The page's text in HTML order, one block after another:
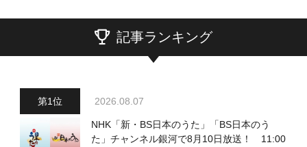
記事ランキング
2026.08.07
NHK「新・BS日本のうた」「BS日本のう
た」チャンネル銀河で8月10日放送！ 11:00